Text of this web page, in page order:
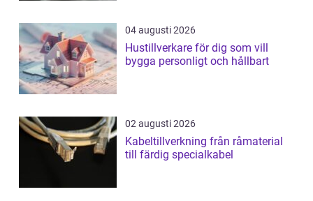
04 augusti 2026
Hustillverkare för dig som vill
bygga personligt och hållbart
02 augusti 2026
Kabeltillverkning från råmaterial
till färdig specialkabel